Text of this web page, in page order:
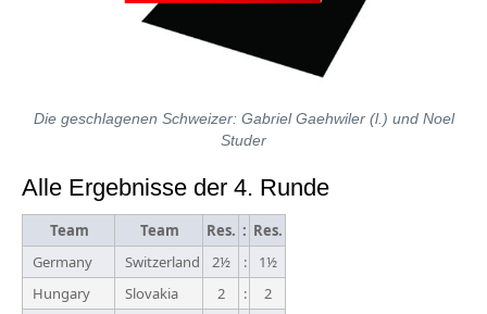
Die geschlagenen Schweizer: Gabriel Gaehwiler (l.) und Noel
Studer
Alle Ergebnisse der 4. Runde
Team Team Res. : Res.
Germany
Switzerland 2½ :
1½
Hungary
Slovakia 2 :
2